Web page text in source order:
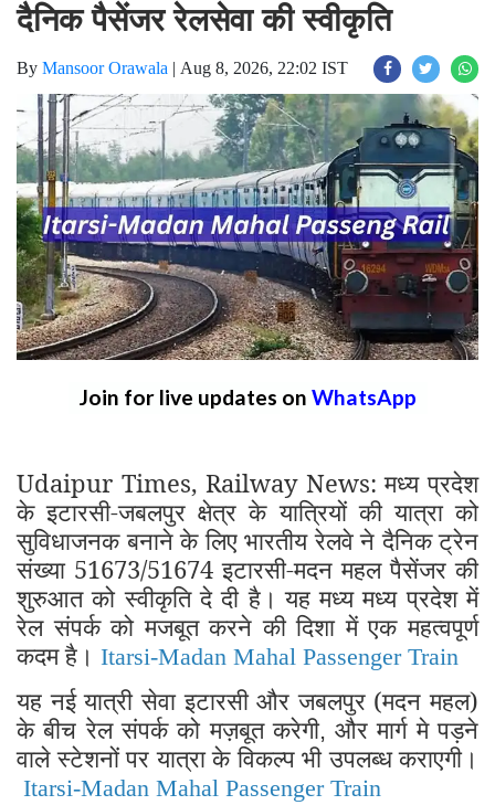
दैनिक पैसेंजर रेलसेवा की स्वीकृति
By Mansoor Orawala | Aug 8, 2026, 22:02 IST
Join for live updates on WhatsApp
Udaipur Times, Railway News: मध्य प्रदेश
के इटारसी-जबलपुर क्षेत्र के यात्रियों की यात्रा को
सुविधाजनक बनाने के लिए भारतीय रेलवे ने दैनिक ट्रेन
संख्या 51673/51674 इटारसी-मदन महल पैसेंजर की
शुरुआत को स्वीकृति दे दी है। यह मध्य मध्य प्रदेश में
रेल संपर्क को मजबूत करने की दिशा में एक महत्वपूर्ण
कदम है। Itarsi-Madan Mahal Passenger Train
यह नई यात्री सेवा इटारसी और जबलपुर (मदन महल)
के बीच रेल संपर्क को मज़बूत करेगी,और मार्ग मे पड़ने
वाले स्टेशनों पर यात्रा के विकल्प भी उपलब्ध कराएगी।
Itarsi-Madan Mahal Passenger Train